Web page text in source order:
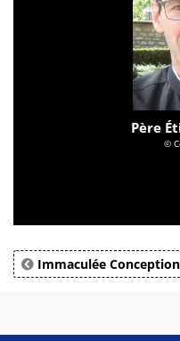
Père
©
Immaculée Conception